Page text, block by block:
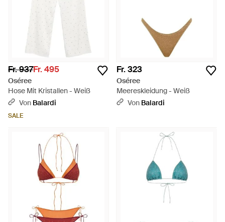
Fr. 937Fr. 495
Oséree
Hose Mit Kristallen - Weiß
Von Balardi
SALE
Fr. 323
Oséree
Meereskleidung - Weiß
Von Balardi